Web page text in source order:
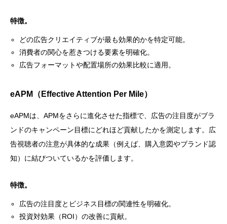
特徴。
どの広告クリエイティブが最も効果的かを特定可能。
消費者の関心を惹きつける要素を明確化。
広告フォーマットや配置場所の効果比較に適用。
eAPM（Effective Attention Per Mile）
eAPMは、APMをさらに進化させた指標で、広告の注目度がブラ
ンドのキャンペーン目標にどれほど貢献したかを測定します。広
告視聴者の注意が具体的な成果（例えば、購入意図やブランド認
知）に結びついているかを評価します。
特徴。
広告の注目度とビジネス目標の関連性を明確化。
投資対効果（ROI）の改善に貢献。